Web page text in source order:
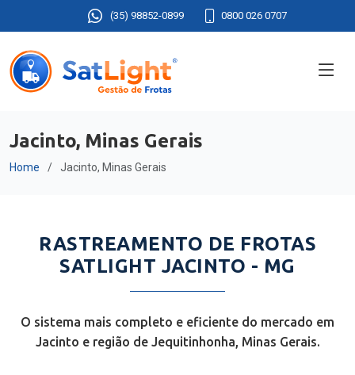
(35) 98852-0899 0800 026 0707
Jacinto, Minas Gerais
Home Jacinto, Minas Gerais
RASTREAMENTO DE FROTAS
SATLIGHT JACINTO - MG
O sistema mais completo e eficiente do mercado em
Jacinto e região de Jequitinhonha, Minas Gerais.